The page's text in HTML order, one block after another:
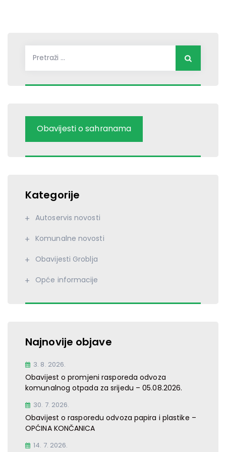
Obavijesti o sahranama
Kategorije
Autoservis novosti
Komunalne novosti
Obavijesti Groblja
Opće informacije
Najnovije objave
3. 8. 2026.
Obavijest o promjeni rasporeda odvoza
komunalnog otpada za srijedu – 05.08.2026.
30. 7. 2026.
Obavijest o rasporedu odvoza papira i plastike –
OPĆINA KONČANICA
14. 7. 2026.